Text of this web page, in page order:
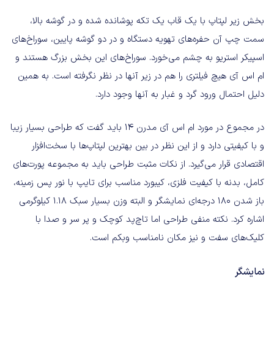
بخش زیر لپتاپ با یک قاب یک تکه پوشانده شده و در گوشه بالا،
سمت چپ آن حفره‌های تهویه دستگاه و در دو گوشه پایین، سوراخ‌های
اسپیکر استریو به چشم می‌خورد. سوراخ‌های این بخش بزرگ هستند و
ام اس آی هیچ فیلتری را هم در زیر آنها در نظر نگرفته است. به همین
دلیل احتمال ورود گرد و غبار به آنها وجود دارد.
در مجموع در مورد ام اس آی مدرن ۱۴ باید گفت که طراحی بسیار زیبا
و با کیفیتی دارد و از این نظر در بین بهترین لپتاپ‌ها با سخت‌افزار
اقتصادی قرار می‌گیرد. از نکات مثبت طراحی باید به مجموعه پورت‌های
کامل، بدنه با کیفیت فلزی، کیبورد مناسب برای تایپ با نور پس زمینه،
باز شدن ۱۸۰ درجه‌ای نمایشگر و البته وزن بسیار سبک ۱.۱۸ کیلوگرمی
اشاره کرد. نکته منفی طراحی اما تاچ‌پد کوچک و پر سر و صدا با
کلیک‌های سفت و نیز مکان نامناسب وبکم است.
نمایشگر